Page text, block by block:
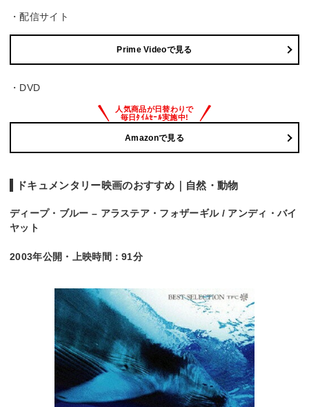
・配信サイト
Prime Videoで見る
・DVD
Amazonで見る
ドキュメンタリー映画のおすすめ｜自然・動物
ディープ・ブルー – アラステア・フォザーギル / アンディ・バイ
ヤット
2003年公開・上映時間：91分